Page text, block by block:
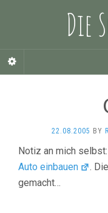
Die
22.08.2005 BY
Notiz an mich
Auto einbauen
.
gemacht…